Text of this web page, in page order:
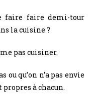
faire faire demi-tour
la cuisine ?
pas cuisiner.
ou qu’on n’a pas envie
à chacun.